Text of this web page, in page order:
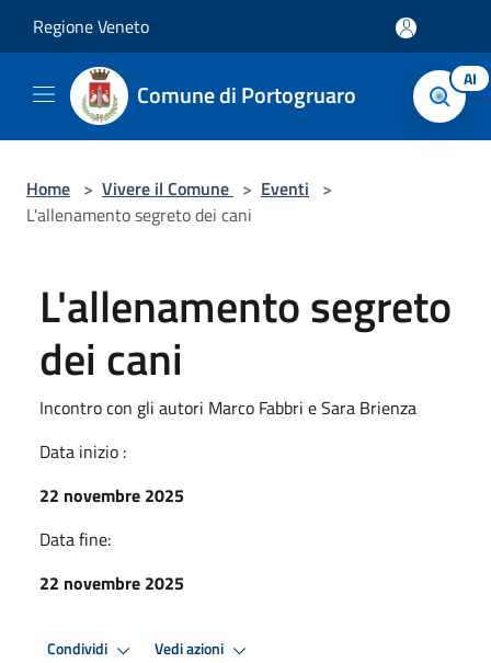
Regione Veneto
Comune di Portogruaro AI
Home > Vivere il Comune > Eventi >
L'allenamento segreto dei cani
L'allenamento segreto
dei cani
Incontro con gli autori Marco Fabbri e Sara Brienza
Data inizio :
22 novembre 2025
Data fine:
22 novembre 2025
Condividi Vedi azioni